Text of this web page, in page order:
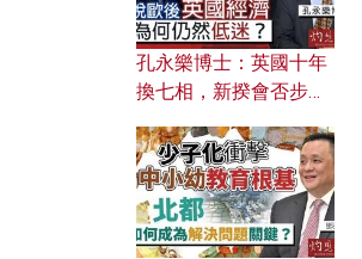
孔永樂博士：英國十年
換七相，新揆會否步前
濟為何仍然低迷？